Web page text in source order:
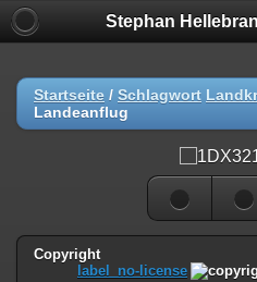
Stephan
Startseite / Schlagwort
Landeanflug
Copyright
label_no-license